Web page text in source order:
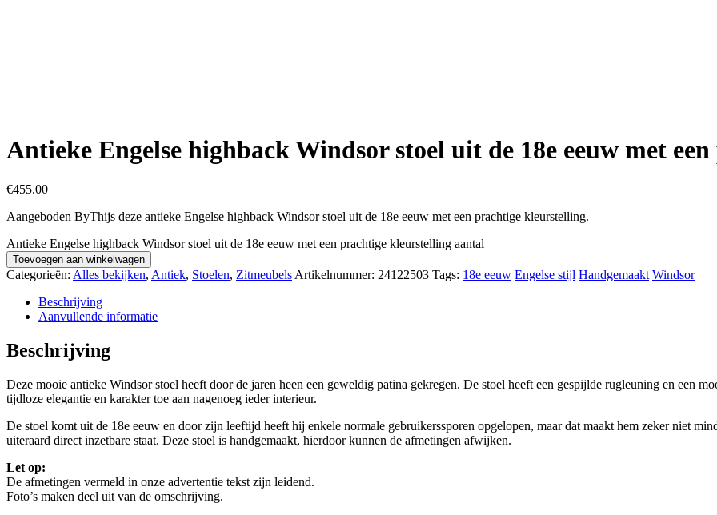
Antieke Engelse highback Windsor stoel uit de 18e eeuw met
€455.00
Aangeboden ByThijs deze antieke Engelse highback Windsor stoel uit de 18e eeuw met een prachtige kleurstelling.
Antieke Engelse highback Windsor stoel uit de 18e eeuw met een prachtige kleurstelling aantal
Toevoegen aan winkelwagen
Categorieën: Alles bekijken, Antiek, Stoelen, Zitmeubels Artikelnummer: 24122503 Tags: 18e eeuw Engelse stijl Handgemaakt Windsor
Beschrijving
Aanvullende informatie
Beschrijving
Deze mooie antieke Windsor stoel heeft door de jaren heen een geweldig patina gekregen. De stoel heeft een gespijlde rugleuning en een
tijdloze elegantie en karakter toe aan nagenoeg ieder interieur.
De stoel komt uit de 18e eeuw en door zijn leeftijd heeft hij enkele normale gebruikerssporen opgelopen, maar dat maakt hem zeker niet
uiteraard direct inzetbare staat. Deze stoel is handgemaakt, hierdoor kunnen de afmetingen afwijken.
Let op:
De afmetingen vermeld in onze advertentie tekst zijn leidend.
Foto’s maken deel uit van de omschrijving.